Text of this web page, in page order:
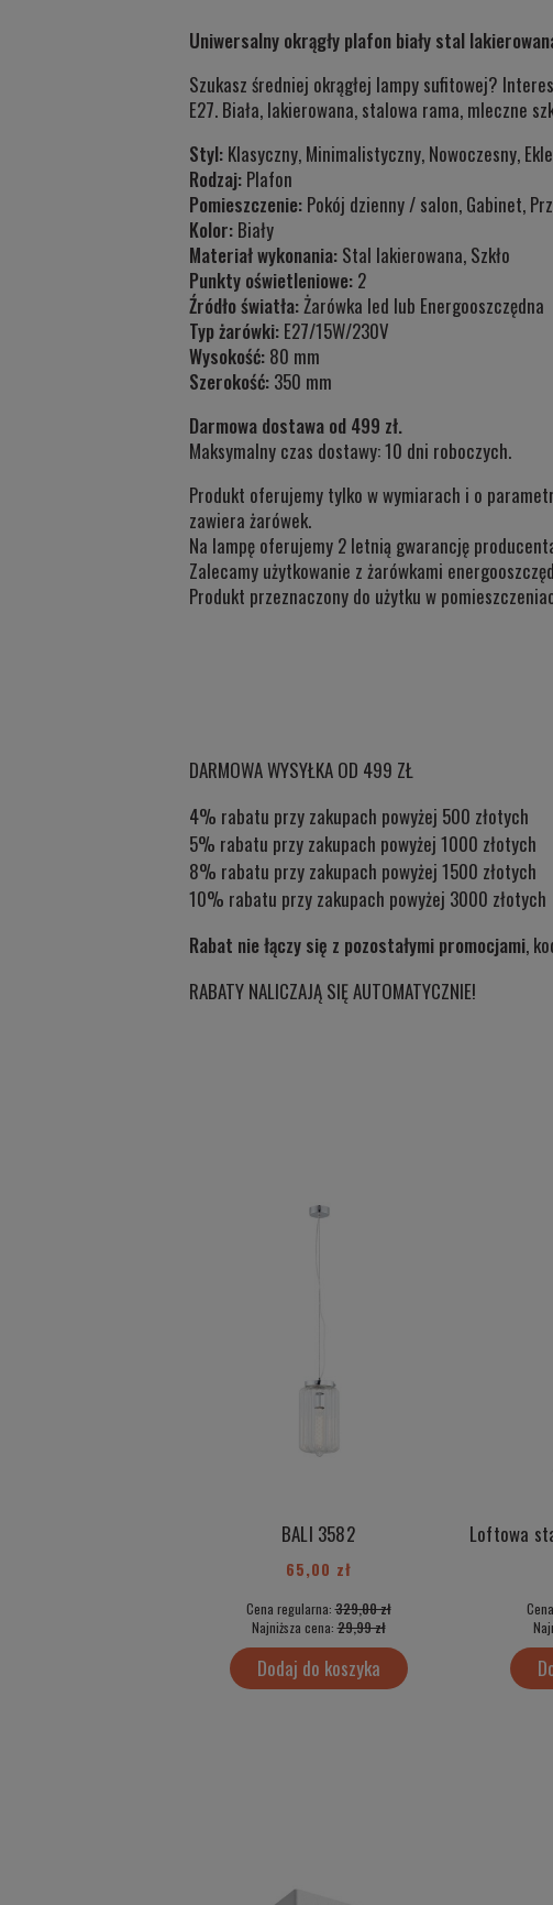
Uniwersalny okrągły plafon biały stal
Szukasz średniej okrągłej lampy sufitowej?
E27. Biała, lakierowana, stalowa rama, mleczne
Styl: Klasyczny, Minimalistyczny, Nowoczesny,
Rodzaj: Plafon
Pomieszczenie: Pokój dzienny / salon, Gabinet,
Kolor: Biały
Materiał wykonania: Stal lakierowana, Szkło
Punkty oświetleniowe: 2
Źródło światła:Żarówka led lub Energooszczędna
Typ żarówki: E27/15W/230V
Wysokość: 80 mm
Szerokość: 350 mm
Darmowa dostawa od 499 zł.
Maksymalny czas dostawy: 10 dni roboczych.
Produkt oferujemy tylko w wymiarach i o
zawiera żarówek.
Na lampę oferujemy 2 letnią gwarancję
Zalecamy użytkowanie z żarówkami
Produkt przeznaczony do użytku w
DARMOWA WYSYŁKA OD 499 ZŁ
4% rabatu przy zakupach powyżej 500 złotych
5% rabatu przy zakupach powyżej 1000 złotych
8% rabatu przy zakupach powyżej 1500 złotych
10% rabatu przy zakupach powyżej 3000 złotych
Rabat nie łączy się z pozostałymi promocjami,
RABATY NALICZAJĄ SIĘ AUTOMATYCZNIE!
BALI 3582
65,00 zł
Cena regularna:329,00 zł
Najniższa cena:29,99 zł
Dodaj do koszyka